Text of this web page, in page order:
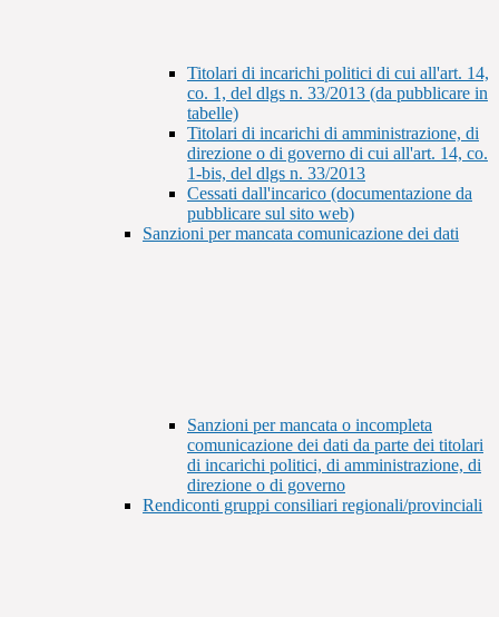
Titolari di incarichi politici di cui all'art. 14,
co. 1, del dlgs n. 33/2013 (da pubblicare in
tabelle)
Titolari di incarichi di amministrazione, di
direzione o di governo di cui all'art. 14, co.
1-bis, del dlgs n. 33/2013
Cessati dall'incarico (documentazione da
pubblicare sul sito web)
Sanzioni per mancata comunicazione dei dati
Sanzioni per mancata o incompleta
comunicazione dei dati da parte dei titolari
di incarichi politici, di amministrazione, di
direzione o di governo
Rendiconti gruppi consiliari regionali/provinciali